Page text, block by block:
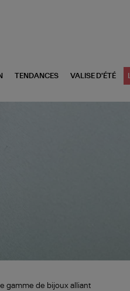
TENDANCES VALISE D'ÉTÉ
gamme de bijoux alliant